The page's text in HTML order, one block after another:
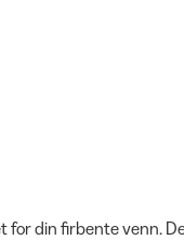
din firbente venn.